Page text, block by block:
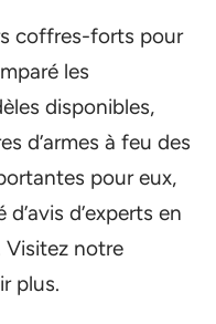
coffres-forts pour
les
disponibles,
d’armes à feu des
pour eux,
d’experts en
Visitez notre
plus.